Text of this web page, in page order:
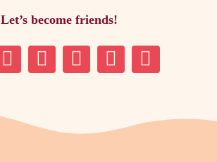
Let’s become friends!